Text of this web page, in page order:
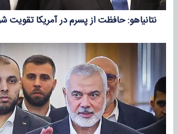
نتانیاهو: حافظت از پسرم در آمریکا تقویت